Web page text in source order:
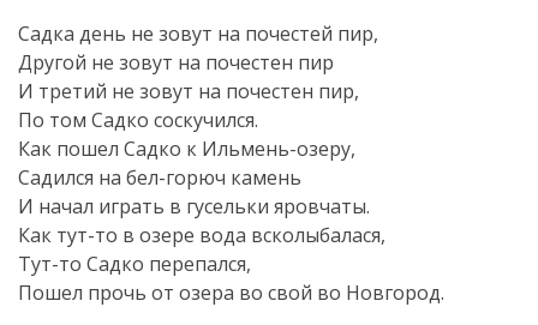
Садка день не зовут на почестей пир,
Другой не зовут на почестен пир
И третий не зовут на почестен пир,
По том Садко соскучился.
Как пошел Садко к Ильмень-озеру,
Садился на бел-горюч камень
И начал играть в гусельки яровчаты.
Как тут-то в озере вода всколыбалася,
Тут-то Садко перепался,
Пошел прочь от озера во свой во Новгород.